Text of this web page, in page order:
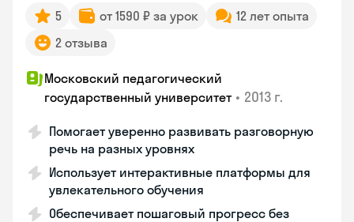
5 от 1590 ₽ за урок
12 лет опыта
2 отзыва
Московский педагогический
государственный университет • 2013 г.
Помогает уверенно развивать разговорную
речь на разных уровнях
Использует интерактивные платформы для
увлекательного обучения
Обеспечивает пошаговый прогресс без